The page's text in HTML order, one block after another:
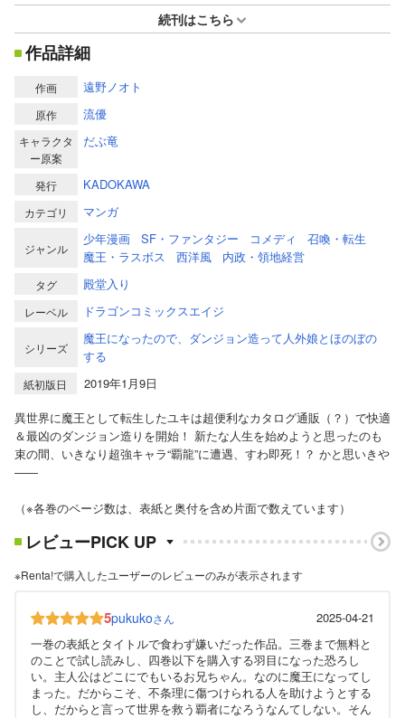
続刊はこちら
作品詳細
作画 遠野ノオト
原作 流優
キャラクタ
ー原案
だぶ竜
発行 KADOKAWA
カテゴリ マンガ
ジャンル
少年漫画 SF・ファンタジー コメディ
召喚・転生
魔王・ラスボス
西洋風 内政・領地経営
タグ 殿堂入り
レーベル ドラゴンコミックスエイジ
シリーズ
魔王になったので、ダンジョン造って人外娘とほのぼの
する
紙初版日
2019年1月9日
異世界に魔王として転生したユキは超便利なカタログ通販（？）で快適
＆最凶のダンジョン造りを開始！ 新たな人生を始めようと思ったのも
束の間、いきなり超強キャラ“覇龍”に遭遇、すわ即死！？ かと思いきや
――
（※各巻のページ数は、表紙と奥付を含め片面で数えています）
レビューPICK UP
※Renta!で購入したユーザーのレビューのみが表示されます
5pukukoさん
2025-04-21
一巻の表紙とタイトルで食わず嫌いだった作品。三巻まで無料と
のことで試し読みし、四巻以下を購入する羽目になった恐ろし
い。主人公はどこにでもいるお兄ちゃん。なのに魔王になってし
まった。だからこそ、不条理に傷つけられる人を助けようとする
し、だからと言って世界を救う覇者になろうなんてしない。そん